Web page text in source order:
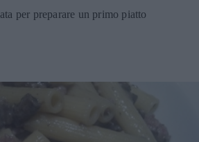
per preparare un primo piatto